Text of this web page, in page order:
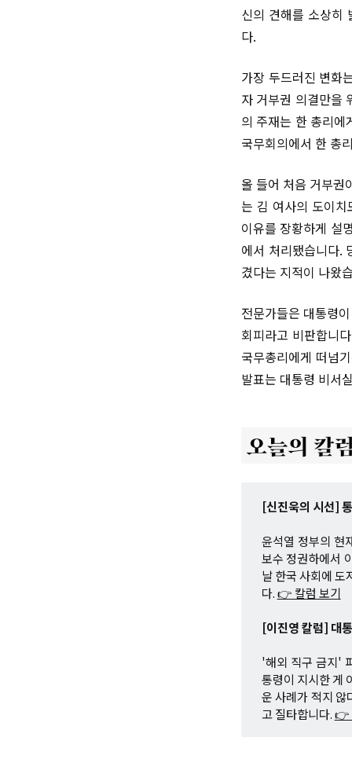
신의 견해를 소상히
다.
가장 두드러진 변화
자 거부권 의결만을
의 주재는 한 총리에
국무회의에서 한 총
올 들어 처음 거부권
는 김 여사의 도이
이유를 장황하게 설
에서 처리됐습니다.
겼다는 지적이 나왔
전문가들은 대통령
회피라고 비판합니
국무총리에게 떠넘
발표는 대통령 비서
[신진욱의 시선]
윤석열 정부의 현
보수 정권하에서
날 한국 사회에 도
다.👉 칼럼 보기
[이진영 칼럼] 대
'해외 직구 금지'
통령이 지시한 게
운 사례가 적지 않
고 질타합니다.👉